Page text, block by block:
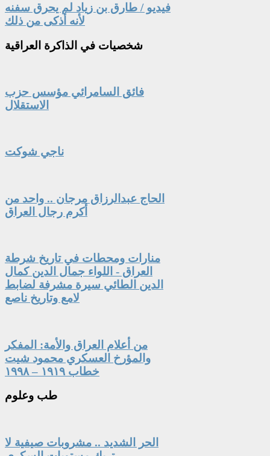
فيديو / طارق بن زياد لم يحرق سفنه
لأنه أذكى من ذلك
شخصيات في الذاكرة العراقية
فائق السامرائي مؤسس حزب
الاستقلال
ناجي شوكت
الحاج عبدالرزاق مرجان .. واحد من
أكرم رجال العراق
منارات ومحطات في تاريخ شرطة
العراق - اللواء جمال الدين كمال
الدين الطائي سيرة مشرفة لضابط
لامع وتاريخ ناصع
من أعلام العراق والأمة: المفكر
والمؤرخ العسكري محمود شيت
خطاب ١٩١٩ – ١٩٩٨
طب وعلوم
الحر الشديد .. مشروبات صيفية لا